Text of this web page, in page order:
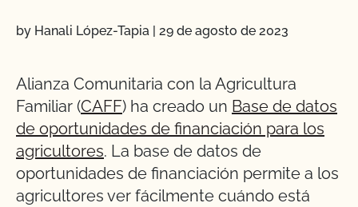
by Hanali López-Tapia | 29 de agosto de 2023
Alianza Comunitaria con la Agricultura
Familiar (CAFF) ha creado un Base de datos
de oportunidades de financiación para los
agricultores. La base de datos de
oportunidades de financiación permite a los
agricultores ver fácilmente cuándo está